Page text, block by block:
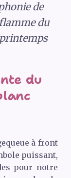
de
du
du
à front
puissant,
pour notre